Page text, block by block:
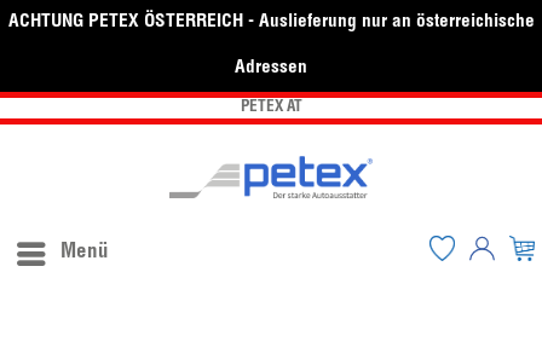
ACHTUNG PETEX ÖSTERREICH - Auslieferung nur an österreichische
Adressen
PETEX AT
Menü